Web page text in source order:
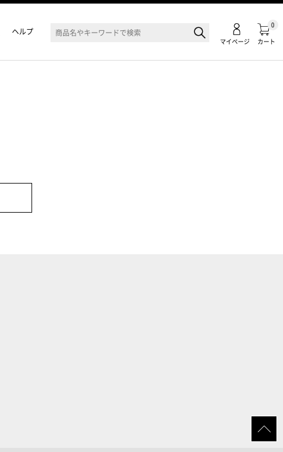
カート
0
マイページ
ヘルプ